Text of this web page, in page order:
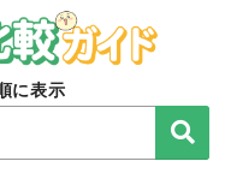
に表示